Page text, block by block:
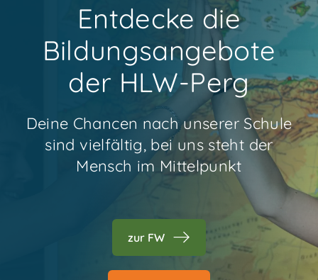
Entdecke die
Bildungsangebote
der HLW-Perg
Deine Chancen nach unserer Schule
sind vielfältig, bei uns steht der
Mensch im Mittelpunkt
zur FW